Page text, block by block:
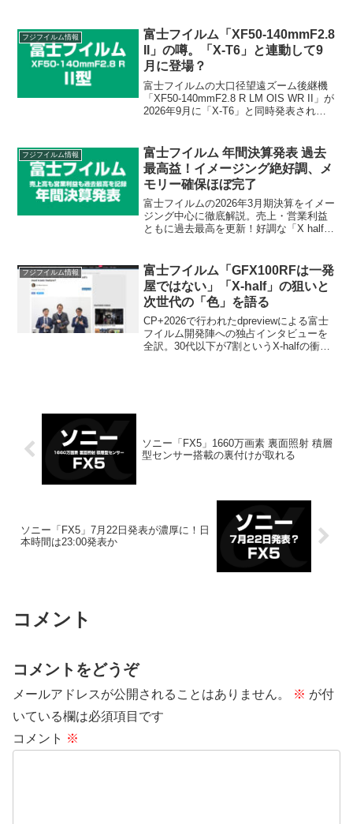
フジフイルム情報
富士フイルム「XF50-140mmF2.8
II」の噂。「X-T6」と連動して9
月に登場？
富士フイルムの大口径望遠ズーム後継機
「XF50-140mmF2.8 R LM OIS WR II」が
2026年9月に「X-T6」と同時発表される
や小型軽量化、気になる価格を徹底考察
します。
フジフイルム情報
富士フイルム 年間決算発表 過去
最高益！イメージング絶好調、メ
モリー確保ほぼ完了
富士フイルムの2026年3月期決算をイメー
ジング中心に徹底解説。売上・営業利益
ともに過去最高を更新！好調な「X half」
リー価格高騰への対策まで、カメラファ
ン必見の情報をまとめました。
フジフイルム情報
富士フイルム「GFX100RFは一発
屋ではない」「X-half」の狙いと
次世代の「色」を語る
CP+2026で行われたdpreviewによる富士
フイルム開発陣への独占インタビューを
全訳。30代以下が7割というX-halfの衝
ソニー「FX5」1660万画素 裏面照射 積層
型センサー搭載の裏付けが取れる
ソニー「FX5」7月22日発表が濃厚に！日
本時間は23:00発表か
コメント
コメントをどうぞ
メールアドレスが公開されることはありません。 ※ が付
いている欄は必須項目です
コメント ※